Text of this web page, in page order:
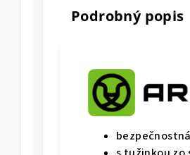
Podrobný popis